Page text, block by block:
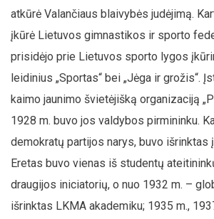
atkūrė Valančiaus blaivybės judėjimą.
įkūrė Lietuvos gimnastikos ir sporto
prisidėjo prie Lietuvos sporto lygos
leidinius „Sportas“ bei „Jėga ir grožis“.
kaimo jaunimo švietėjišką organizaciją
1928 m. buvo jos valdybos pirmininku.
demokratų partijos narys, buvo išrinktas
Eretas buvo vienas iš studentų
draugijos iniciatorių, o nuo 1932 m. –
išrinktas LKMA akademiku; 1935 m.,